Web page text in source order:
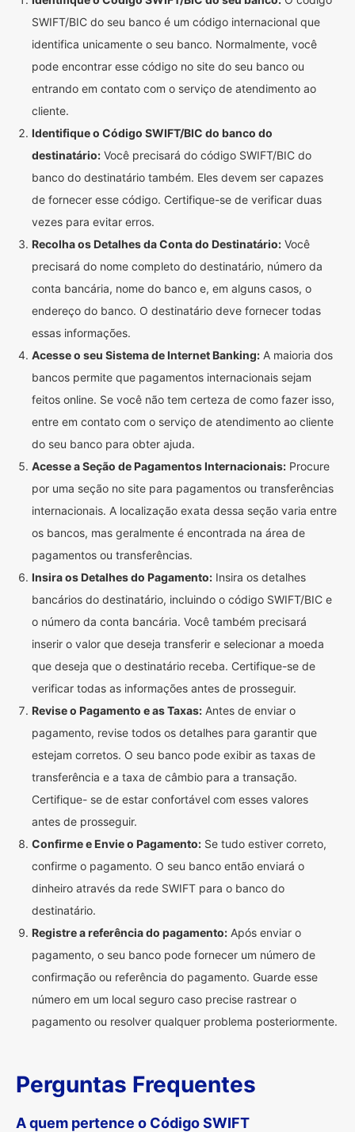
SWIFT/BIC do seu banco é um código internacional que
identifica unicamente o seu banco. Normalmente, você
pode encontrar esse código no site do seu banco ou
entrando em contato com o serviço de atendimento ao
cliente.
Identifique o Código SWIFT/BIC do banco do
destinatário: Você precisará do código SWIFT/BIC do
banco do destinatário também. Eles devem ser capazes
de fornecer esse código. Certifique-se de verificar duas
vezes para evitar erros.
Recolha os Detalhes da Conta do Destinatário: Você
precisará do nome completo do destinatário, número da
conta bancária, nome do banco e, em alguns casos, o
endereço do banco. O destinatário deve fornecer todas
essas informações.
Acesse o seu Sistema de Internet Banking: A maioria dos
bancos permite que pagamentos internacionais sejam
feitos online. Se você não tem certeza de como fazer isso,
entre em contato com o serviço de atendimento ao cliente
do seu banco para obter ajuda.
Acesse a Seção de Pagamentos Internacionais: Procure
por uma seção no site para pagamentos ou transferências
internacionais. A localização exata dessa seção varia entre
os bancos, mas geralmente é encontrada na área de
pagamentos ou transferências.
Insira os Detalhes do Pagamento: Insira os detalhes
bancários do destinatário, incluindo o código SWIFT/BIC e
o número da conta bancária. Você também precisará
inserir o valor que deseja transferir e selecionar a moeda
que deseja que o destinatário receba. Certifique-se de
verificar todas as informações antes de prosseguir.
Revise o Pagamento e as Taxas: Antes de enviar o
pagamento, revise todos os detalhes para garantir que
estejam corretos. O seu banco pode exibir as taxas de
transferência e a taxa de câmbio para a transação.
Certifique- se de estar confortável com esses valores
antes de prosseguir.
Confirme e Envie o Pagamento: Se tudo estiver correto,
confirme o pagamento. O seu banco então enviará o
dinheiro através da rede SWIFT para o banco do
destinatário.
Registre a referência do pagamento: Após enviar o
pagamento, o seu banco pode fornecer um número de
confirmação ou referência do pagamento. Guarde esse
número em um local seguro caso precise rastrear o
pagamento ou resolver qualquer problema posteriormente.
Perguntas Frequentes
A quem pertence o Código SWIFT